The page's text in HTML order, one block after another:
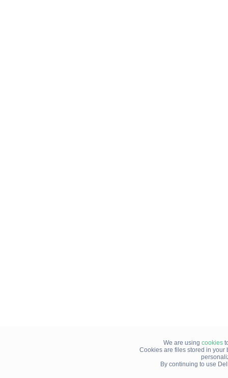
We are using cookies
Cookies are files stored in your
By continuing to use